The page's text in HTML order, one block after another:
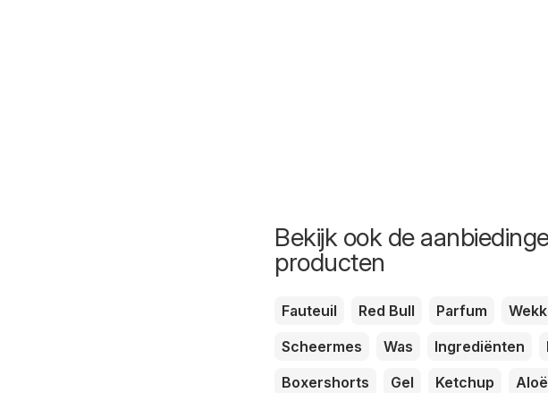
Bekijk ook de
producten
Fauteuil Red Bull Parfum
Scheermes
Was Ingrediënten
Boxershorts
Gel Ketchup